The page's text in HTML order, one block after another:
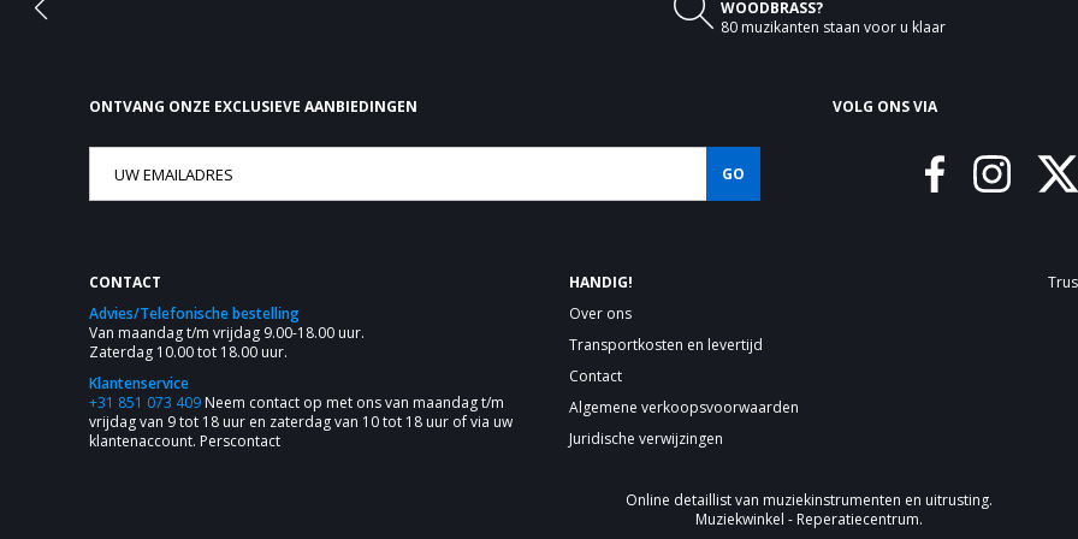

WOODBRASS?
80 muzikanten staan voor u klaar
ONTVANG ONZE EXCLUSIEVE AANBIEDINGEN
GO
VOLG ONS VIA
CONTACT
Advies/Telefonische bestelling
Van maandag t/m vrijdag 9.00-18.00 uur.
Zaterdag 10.00 tot 18.00 uur.
Klantenservice
+31 851 073 409 Neem contact op met ons van maandag t/m
vrijdag van 9 tot 18 uur en zaterdag van 10 tot 18 uur of via uw
klantenaccount. Perscontact
HANDIG!
Over ons
Transportkosten en levertijd
Contact
Algemene verkoopsvoorwaarden
Juridische verwijzingen
Online detaillist van muziekinstrumenten en uitrusting.
Muziekwinkel - Reperatiecentrum.